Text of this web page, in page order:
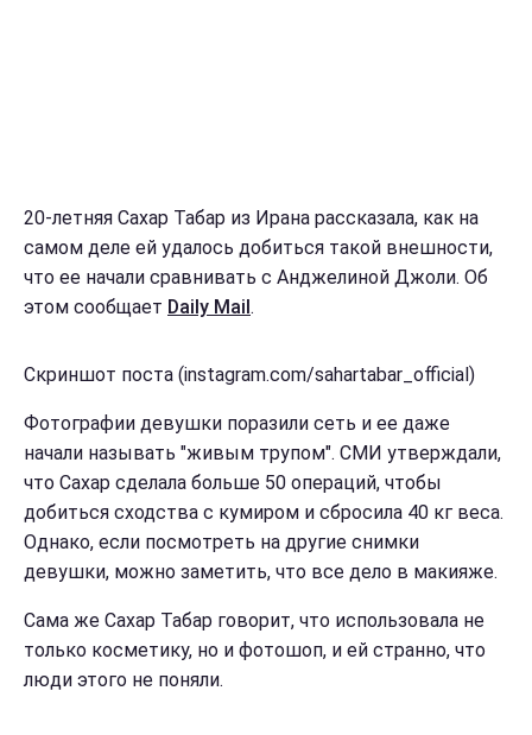
20-летняя Сахар Табар из Ирана рассказала, как на
самом деле ей удалось добиться такой внешности,
что ее начали сравнивать с Анджелиной Джоли. Об
этом сообщает Daily Mail .
Скриншот поста (instagram.com/sahartabar_official)
Фотографии девушки поразили сеть и ее даже
начали называть "живым трупом". СМИ утверждали,
что Сахар сделала больше 50 операций, чтобы
добиться сходства с кумиром и сбросила 40 кг веса.
Однако, если посмотреть на другие снимки
девушки, можно заметить, что все дело в макияже.
Сама же Сахар Табар говорит, что использовала не
только косметику, но и фотошоп, и ей странно, что
люди этого не поняли.